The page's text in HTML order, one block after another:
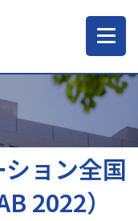
ョン全国
2022）